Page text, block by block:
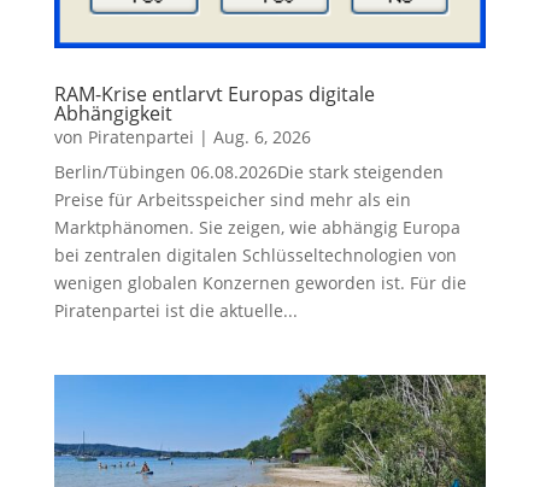
RAM-Krise entlarvt Europas digitale
Abhängigkeit
von Piratenpartei | Aug. 6, 2026
Berlin/Tübingen 06.08.2026Die stark steigenden
Preise für Arbeitsspeicher sind mehr als ein
Marktphänomen. Sie zeigen, wie abhängig Europa
bei zentralen digitalen Schlüsseltechnologien von
wenigen globalen Konzernen geworden ist. Für die
Piratenpartei ist die aktuelle...